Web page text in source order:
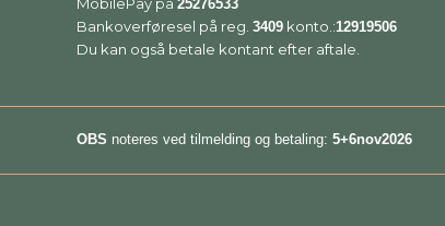
25276533
Bankoverføresel på reg. 3409 konto.:12919506
Du kan også betale kontant efter aftale.
OBS noteres ved tilmelding og betaling: 5+6nov2026